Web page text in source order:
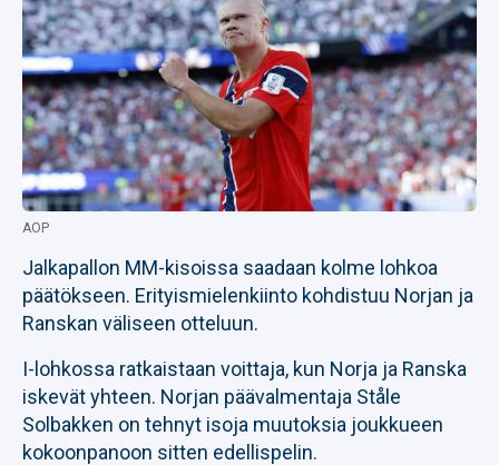
AOP
Jalkapallon MM-kisoissa saadaan kolme lohkoa
päätökseen. Erityismielenkiinto kohdistuu Norjan ja
Ranskan väliseen otteluun.
I-lohkossa ratkaistaan voittaja, kun Norja ja Ranska
iskevät yhteen. Norjan päävalmentaja Ståle
Solbakken on tehnyt isoja muutoksia joukkueen
kokoonpanoon sitten edellispelin.